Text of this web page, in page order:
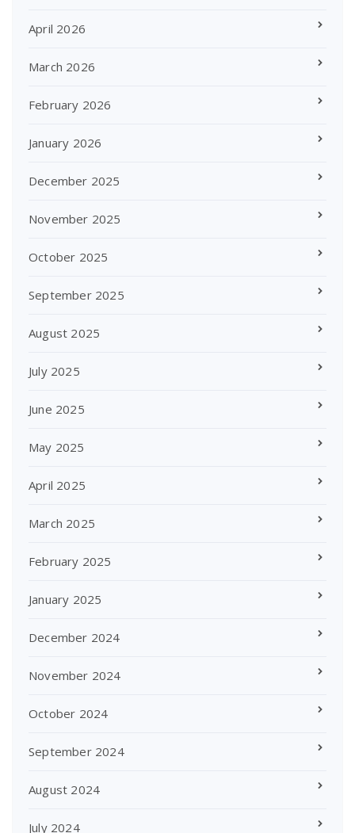
April 2026
March 2026
February 2026
January 2026
December 2025
November 2025
October 2025
September 2025
August 2025
July 2025
June 2025
May 2025
April 2025
March 2025
February 2025
January 2025
December 2024
November 2024
October 2024
September 2024
August 2024
July 2024